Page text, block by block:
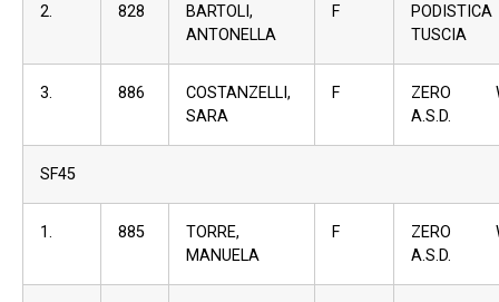
2. 828
BARTOLI,
ANTONELLA
F
PODISTICA
TUSCIA
3. 886
COSTANZELLI,
SARA
F
ZERO
A.S.D.
SF45
1. 885
TORRE,
MANUELA
F
ZERO
A.S.D.